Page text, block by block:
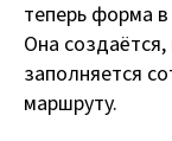
теперь форма
Она
заполняется
маршруту.